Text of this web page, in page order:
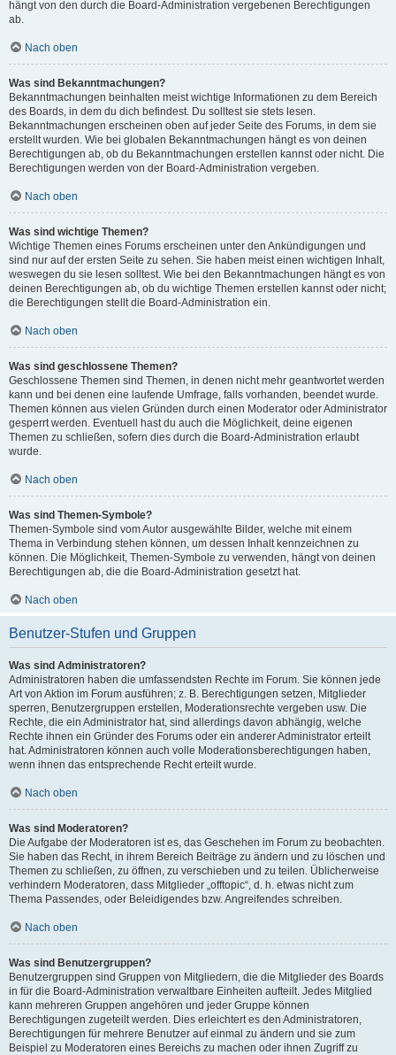
hängt von den durch die Board-Administration vergebenen Berechtigungen
ab.
Nach oben
Was sind Bekanntmachungen?
Bekanntmachungen beinhalten meist wichtige Informationen zu dem Bereich
des Boards, in dem du dich befindest. Du solltest sie stets lesen.
Bekanntmachungen erscheinen oben auf jeder Seite des Forums, in dem sie
erstellt wurden. Wie bei globalen Bekanntmachungen hängt es von deinen
Berechtigungen ab, ob du Bekanntmachungen erstellen kannst oder nicht. Die
Berechtigungen werden von der Board-Administration vergeben.
Nach oben
Was sind wichtige Themen?
Wichtige Themen eines Forums erscheinen unter den Ankündigungen und
sind nur auf der ersten Seite zu sehen. Sie haben meist einen wichtigen Inhalt,
weswegen du sie lesen solltest. Wie bei den Bekanntmachungen hängt es von
deinen Berechtigungen ab, ob du wichtige Themen erstellen kannst oder nicht;
die Berechtigungen stellt die Board-Administration ein.
Nach oben
Was sind geschlossene Themen?
Geschlossene Themen sind Themen, in denen nicht mehr geantwortet werden
kann und bei denen eine laufende Umfrage, falls vorhanden, beendet wurde.
Themen können aus vielen Gründen durch einen Moderator oder Administrator
gesperrt werden. Eventuell hast du auch die Möglichkeit, deine eigenen
Themen zu schließen, sofern dies durch die Board-Administration erlaubt
wurde.
Nach oben
Was sind Themen-Symbole?
Themen-Symbole sind vom Autor ausgewählte Bilder, welche mit einem
Thema in Verbindung stehen können, um dessen Inhalt kennzeichnen zu
können. Die Möglichkeit, Themen-Symbole zu verwenden, hängt von deinen
Berechtigungen ab, die die Board-Administration gesetzt hat.
Nach oben
Benutzer-Stufen und Gruppen
Was sind Administratoren?
Administratoren haben die umfassendsten Rechte im Forum. Sie können jede
Art von Aktion im Forum ausführen; z. B. Berechtigungen setzen, Mitglieder
sperren, Benutzergruppen erstellen, Moderationsrechte vergeben usw. Die
Rechte, die ein Administrator hat, sind allerdings davon abhängig, welche
Rechte ihnen ein Gründer des Forums oder ein anderer Administrator erteilt
hat. Administratoren können auch volle Moderationsberechtigungen haben,
wenn ihnen das entsprechende Recht erteilt wurde.
Nach oben
Was sind Moderatoren?
Die Aufgabe der Moderatoren ist es, das Geschehen im Forum zu beobachten.
Sie haben das Recht, in ihrem Bereich Beiträge zu ändern und zu löschen und
Themen zu schließen, zu öffnen, zu verschieben und zu teilen. Üblicherweise
verhindern Moderatoren, dass Mitglieder „offtopic“, d. h. etwas nicht zum
Thema Passendes, oder Beleidigendes bzw. Angreifendes schreiben.
Nach oben
Was sind Benutzergruppen?
Benutzergruppen sind Gruppen von Mitgliedern, die die Mitglieder des Boards
in für die Board-Administration verwaltbare Einheiten aufteilt. Jedes Mitglied
kann mehreren Gruppen angehören und jeder Gruppe können
Berechtigungen zugeteilt werden. Dies erleichtert es den Administratoren,
Berechtigungen für mehrere Benutzer auf einmal zu ändern und sie zum
Beispiel zu Moderatoren eines Bereichs zu machen oder ihnen Zugriff zu